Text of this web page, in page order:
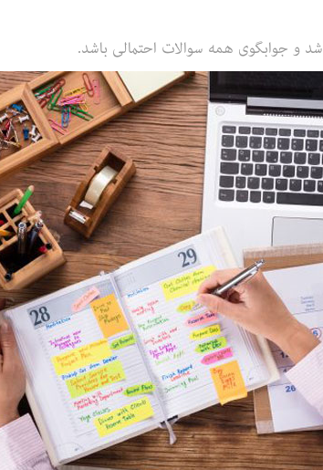
و جوابگوی همه سوالات احتمالی باشد.